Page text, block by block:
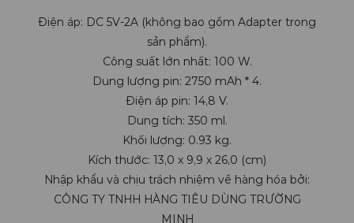
Điện áp: DC 5V-2A (không bao gồm Adapter trong
sản phẩm).
Công suất lớn nhất: 100 W.
Dung lượng pin: 2750 mAh * 4.
Điện áp pin: 14,8 V.
Dung tích: 350 ml.
Khối lượng: 0.93 kg.
Kích thước: 13,0 x 9,9 x 26,0 (cm)
Nhập khẩu và chịu trách nhiệm về hàng hóa bởi:
CÔNG TY TNHH HÀNG TIÊU DÙNG TRƯỜNG
MINH